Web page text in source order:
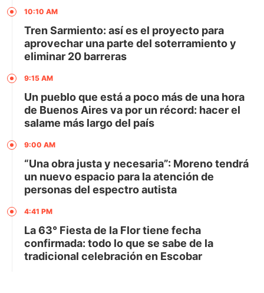
10:10 AM
Tren Sarmiento: así es el proyecto para
aprovechar una parte del soterramiento y
eliminar 20 barreras
9:15 AM
Un pueblo que está a poco más de una hora
de Buenos Aires va por un récord: hacer el
salame más largo del país
9:00 AM
“Una obra justa y necesaria”: Moreno tendrá
un nuevo espacio para la atención de
personas del espectro autista
4:41 PM
La 63° Fiesta de la Flor tiene fecha
confirmada: todo lo que se sabe de la
tradicional celebración en Escobar